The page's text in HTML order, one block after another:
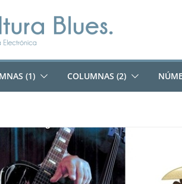
(1) COLUMNAS (2)